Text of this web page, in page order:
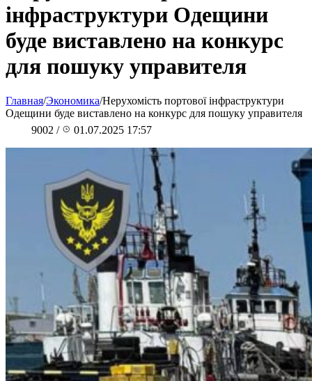
інфраструктури Одещини
буде виставлено на конкурс
для пошуку управителя
Главная/Экономика/Нерухомість портової інфраструктури
Одещини буде виставлено на конкурс для пошуку управителя
9002 / 01.07.2025 17:57